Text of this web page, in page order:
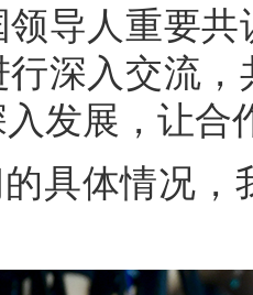
导人重要
深入交流
发展，让合
具体情况